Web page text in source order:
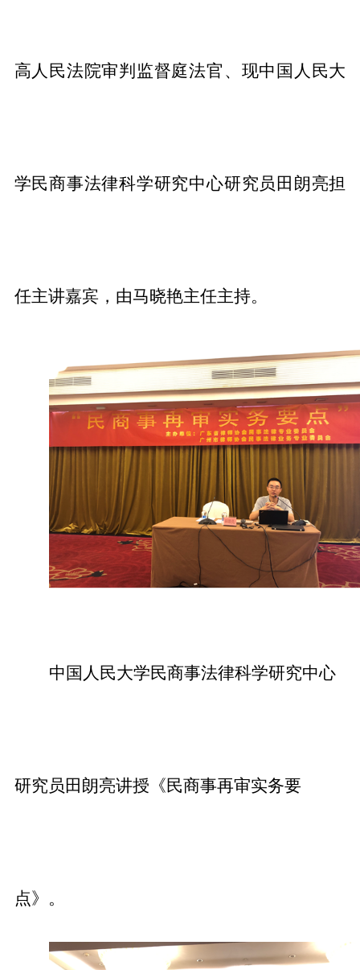
高人民法院审判监督庭法官、现中国人民大
学民商事法律科学研究中心研究员田朗亮担
任主讲嘉宾，由马晓艳主任主持。
中国人民大学民商事法律科学研究中心
研究员田朗亮讲授《民商事再审实务要
点》。